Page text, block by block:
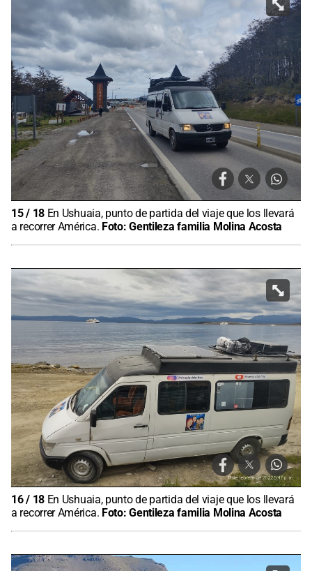
15/ 18 En Ushuaia, punto de partida del viaje que los llevará
a recorrer América. Foto:Gentileza familia Molina Acosta
16/ 18 En Ushuaia, punto de partida del viaje que los llevará
a recorrer América. Foto:Gentileza familia Molina Acosta